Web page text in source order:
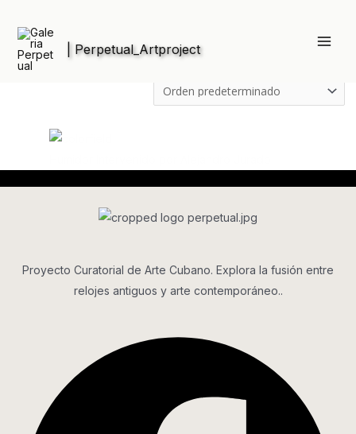
contenido
Inicio/ Productos etiquetados “reloj vintage”
reloj vintage
Proyecto Curatorial de Arte Cubano. Explora la fusión entre
relojes antiguos y arte contemporáneo..